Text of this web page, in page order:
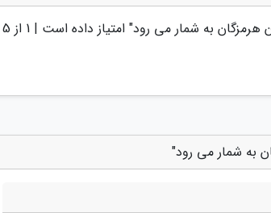
هرمزگان به شمار می رود" امتیاز داده است | 1 از 5
به شمار می رود"